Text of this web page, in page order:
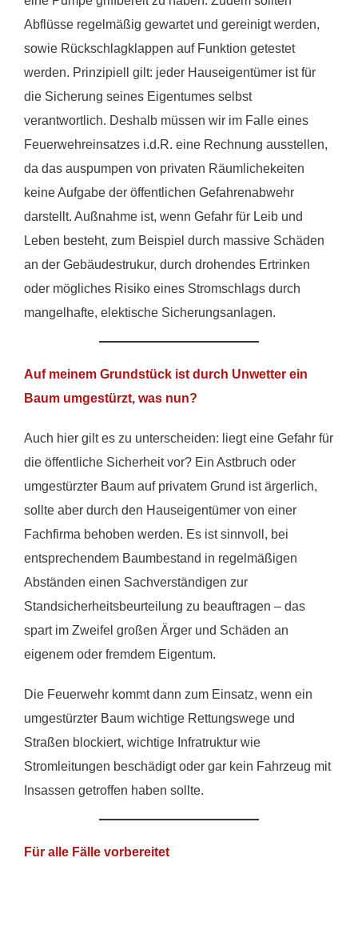
Abflüsse regelmäßig gewartet und gereinigt werden,
sowie Rückschlagklappen auf Funktion getestet
werden. Prinzipiell gilt: jeder Hauseigentümer ist für
die Sicherung seines Eigentumes selbst
verantwortlich. Deshalb müssen wir im Falle eines
Feuerwehreinsatzes i.d.R. eine Rechnung ausstellen,
da das auspumpen von privaten Räumlichekeiten
keine Aufgabe der öffentlichen Gefahrenabwehr
darstellt. Außnahme ist, wenn Gefahr für Leib und
Leben besteht, zum Beispiel durch massive Schäden
an der Gebäudestrukur, durch drohendes Ertrinken
oder mögliches Risiko eines Stromschlags durch
mangelhafte, elektische Sicherungsanlagen.
Auf meinem Grundstück ist durch Unwetter ein
Baum umgestürzt, was nun?
Auch hier gilt es zu unterscheiden: liegt eine Gefahr für
die öffentliche Sicherheit vor? Ein Astbruch oder
umgestürzter Baum auf privatem Grund ist ärgerlich,
sollte aber durch den Hauseigentümer von einer
Fachfirma behoben werden. Es ist sinnvoll, bei
entsprechendem Baumbestand in regelmäßigen
Abständen einen Sachverständigen zur
Standsicherheitsbeurteilung zu beauftragen – das
spart im Zweifel großen Ärger und Schäden an
eigenem oder fremdem Eigentum.
Die Feuerwehr kommt dann zum Einsatz, wenn ein
umgestürzter Baum wichtige Rettungswege und
Straßen blockiert, wichtige Infratruktur wie
Stromleitungen beschädigt oder gar kein Fahrzeug mit
Insassen getroffen haben sollte.
Für alle Fälle vorbereitet